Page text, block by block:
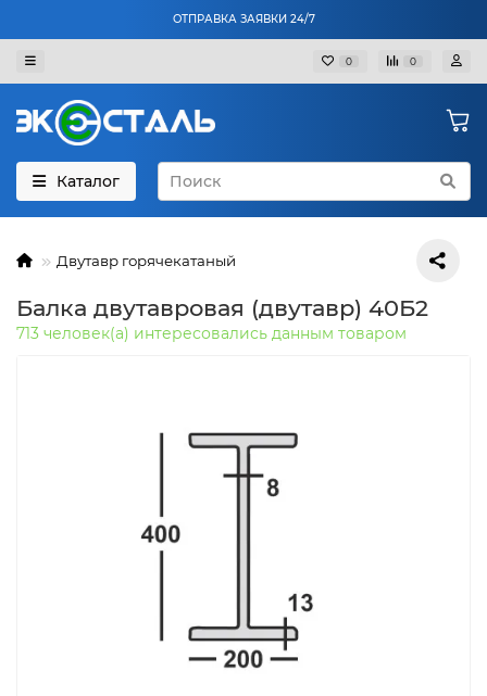
ОТПРАВКА ЗАЯВКИ 24/7
0 0
Каталог
Двутавр горячекатаный
Балка двутавровая (двутавр) 40Б2
713 человек(а) интересовались данным товаром